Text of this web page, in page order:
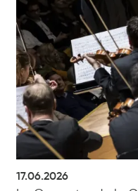
17.06.2026